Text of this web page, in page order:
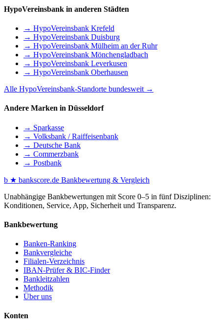
HypoVereinsbank in anderen Städten
→ HypoVereinsbank Krefeld
→ HypoVereinsbank Duisburg
→ HypoVereinsbank Mülheim an der Ruhr
→ HypoVereinsbank Mönchengladbach
→ HypoVereinsbank Leverkusen
→ HypoVereinsbank Oberhausen
Alle HypoVereinsbank-Standorte bundesweit →
Andere Marken in Düsseldorf
→ Sparkasse
→ Volksbank / Raiffeisenbank
→ Deutsche Bank
→ Commerzbank
→ Postbank
b ★ bankscore.de Bankbewertung & Vergleich
Unabhängige Bankbewertungen mit Score 0–5 in fünf Disziplinen:
Konditionen, Service, App, Sicherheit und Transparenz.
Bankbewertung
Banken-Ranking
Bankvergleiche
Filialen-Verzeichnis
IBAN-Prüfer & BIC-Finder
Bankleitzahlen
Methodik
Über uns
Konten